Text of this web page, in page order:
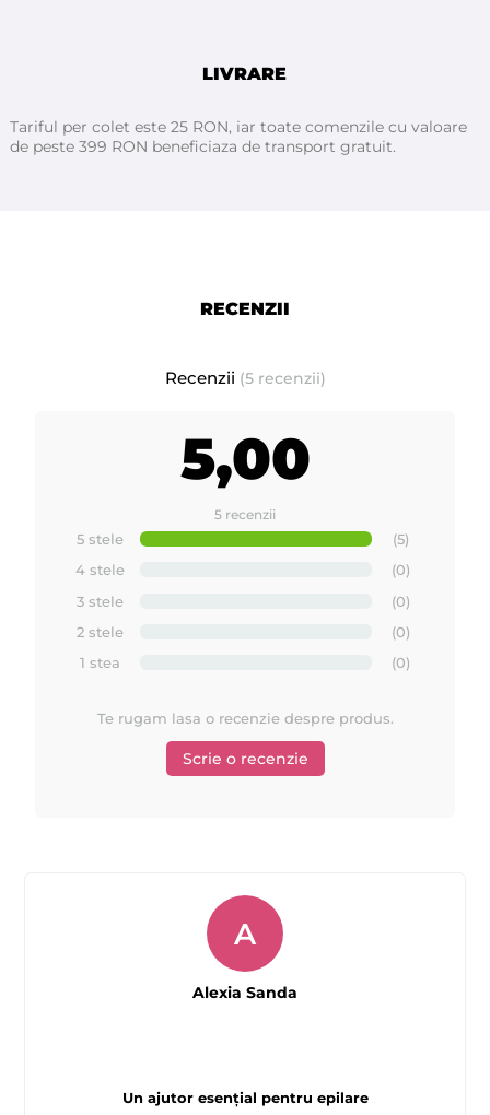
Prezentare produse noi si inovative fabricate de -
LIVRARE
Tariful per colet este 25 RON, iar toate comenzile cu valoare
de peste 399 RON beneficiaza de transport gratuit.
RECENZII
Recenzii (5 recenzii)
5,00
5 recenzii
5 stele
(5)
4 stele
(0)
3 stele
(0)
2 stele
(0)
1 stea
(0)
Te rugam lasa o recenzie despre produs.
Scrie o recenzie
Un ajutor esențial pentru epilare
A
Alexia Sanda